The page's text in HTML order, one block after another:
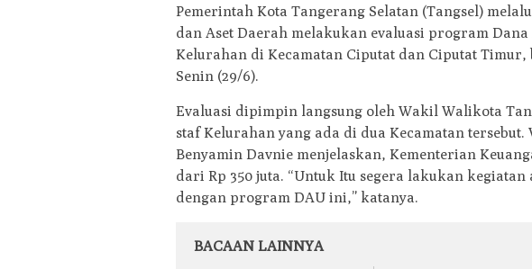
Pemerintah Kota Tangerang Selatan (Tangsel)
dan Aset Daerah melakukan evaluasi program
Kelurahan di Kecamatan Ciputat dan Ciputat Timur,
Senin (29/6).
Evaluasi dipimpin langsung oleh Wakil Walikota
staf Kelurahan yang ada di dua Kecamatan
Benyamin Davnie menjelaskan, Kementerian
dari Rp 350 juta. “Untuk Itu segera lakukan
dengan program DAU ini,” katanya.
BACAAN LAINNYA